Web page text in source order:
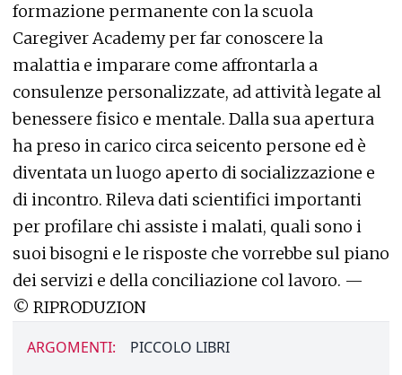
formazione permanente con la scuola
Caregiver Academy per far conoscere la
malattia e imparare come affrontarla a
consulenze personalizzate, ad attività legate al
benessere fisico e mentale. Dalla sua apertura
ha preso in carico circa seicento persone ed è
diventata un luogo aperto di socializzazione e
di incontro. Rileva dati scientifici importanti
per profilare chi assiste i malati, quali sono i
suoi bisogni e le risposte che vorrebbe sul piano
dei servizi e della conciliazione col lavoro. —
© RIPRODUZION
ARGOMENTI: PICCOLO LIBRI